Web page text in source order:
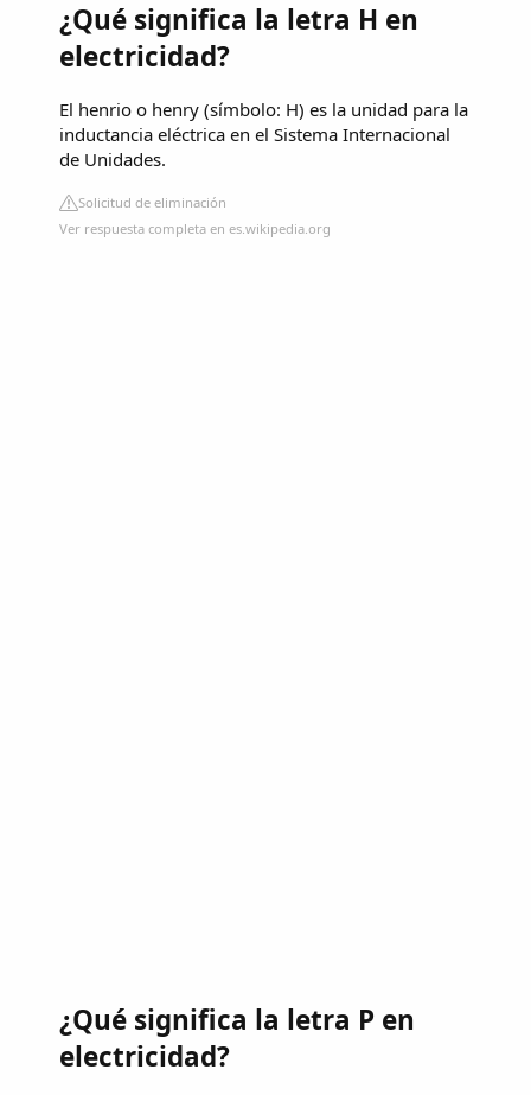
¿Qué significa la letra H en
electricidad?
El henrio​ o henry​ (símbolo: H​) es la unidad para la
inductancia eléctrica en el Sistema Internacional
de Unidades.
Solicitud de eliminación
Ver respuesta completa en es.wikipedia.org
¿Qué significa la letra P en
electricidad?